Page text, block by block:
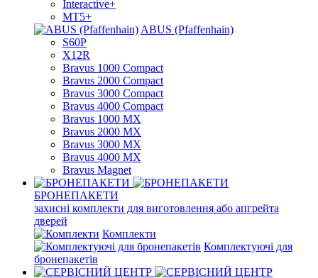
Interactive+
MT5+
ABUS (Pfaffenhain)
S60P
X12R
Bravus 1000 Compact
Bravus 2000 Compact
Bravus 3000 Compact
Bravus 4000 Compact
Bravus 1000 MX
Bravus 2000 MX
Bravus 3000 MX
Bravus 4000 MX
Bravus Magnet
БРОНЕПАКЕТИ
захисні комплекти для виготовлення або апгрейта
дверей
Комплекти
Комплектуючі для
бронепакетів